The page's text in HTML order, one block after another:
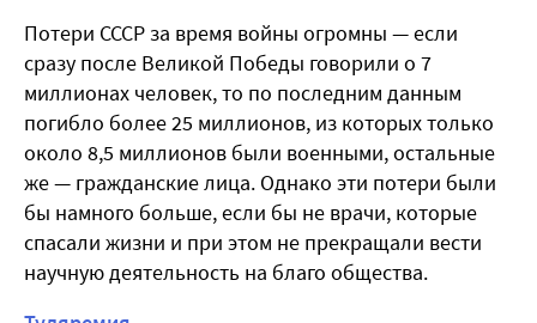
Потери СССР за время войны огромны — если
сразу после Великой Победы говорили о 7
миллионах человек, то по последним данным
погибло более 25 миллионов, из которых только
около 8,5 миллионов были военными, остальные
же — гражданские лица. Однако эти потери были
бы намного больше, если бы не врачи, которые
спасали жизни и при этом не прекращали вести
научную деятельность на благо общества.